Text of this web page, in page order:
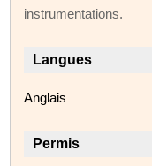
instrumentations.
Langues
Anglais
Permis